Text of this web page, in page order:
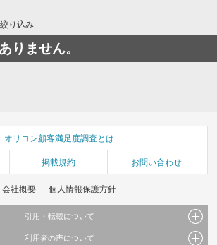
り込み
りません。
オリコン顧客満足度調査とは
掲載規約 お問い合わせ
会社概要 個人情報保護方針
引用・転載について
情報（文字、写真、イラスト、画像データ等）及びこれらの配
利用者の声について